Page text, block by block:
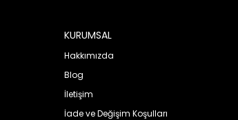
KURUMSAL
Hakkımızda
Blog
İletişim
İade ve Değişim Koşulları